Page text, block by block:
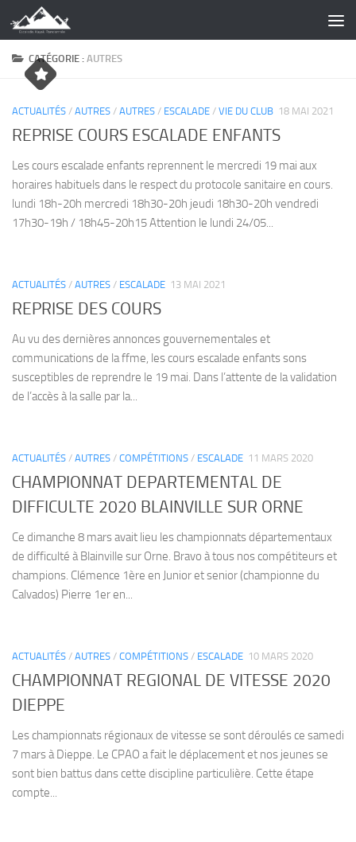
Skip to content
CATÉGORIE :AUTRES
ACTUALITÉS / AUTRES / AUTRES / ESCALADE / VIE DU CLUB 18 MAI 2021
REPRISE COURS ESCALADE ENFANTS
Les cours escalade enfants reprennent le mercredi 19 mai aux
horaires habituels dans le respect du protocole sanitaire en cours.
lundi 18h-20h mercredi 18h30-20h jeudi 18h30-20h vendredi
17h30-19h / 18h45-20h15 Attention le lundi 24/05...
ACTUALITÉS / AUTRES / ESCALADE 13 MAI 2021
REPRISE DES COURS
Au vu des dernières annonces gouvernementales et
communications de la ffme, les cours escalade enfants sons
susceptibles de reprendre le 19 mai. Dans l’attente de la validation
de l’accès à la salle par la...
ACTUALITÉS / AUTRES / COMPÉTITIONS / ESCALADE 11 MARS 2020
CHAMPIONNAT DEPARTEMENTAL DE
DIFFICULTE 2020 BLAINVILLE SUR ORNE
Ce dimanche 8 mars avait lieu les championnats départementaux
de difficulté à Blainville sur Orne. Bravo à tous nos compétiteurs et
champions. Clémence 1ère en Junior et senior (championne du
Calvados) Pierre 1er en...
ACTUALITÉS / AUTRES / COMPÉTITIONS / ESCALADE 10 MARS 2020
CHAMPIONNAT REGIONAL DE VITESSE 2020
DIEPPE
Les championnats régionaux de vitesse se sont déroulés ce samedi
7 mars à Dieppe. Le CPAO a fait le déplacement et nos jeunes se
sont bien battus dans cette discipline particulière. Cette étape
compte...